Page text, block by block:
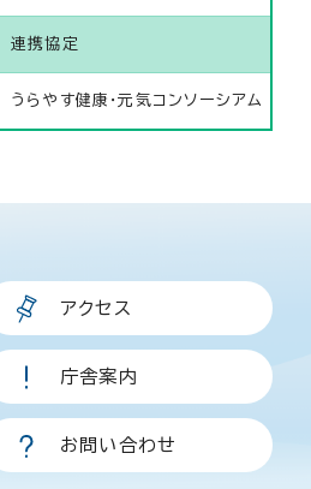
連携協定
うらやす健康・元気コンソーシアム
アクセス
庁舎案内
お問い合わせ